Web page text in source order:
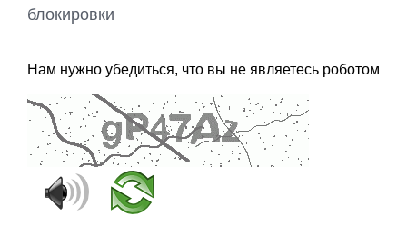
блокировки
Нам нужно убедиться, что вы не являетесь роботом